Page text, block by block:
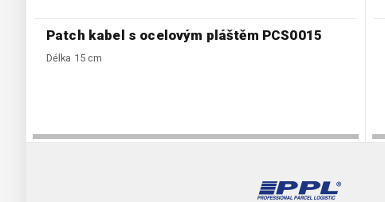
Patch kabel s ocelovým pláštěm PCS0015
Délka 15 cm